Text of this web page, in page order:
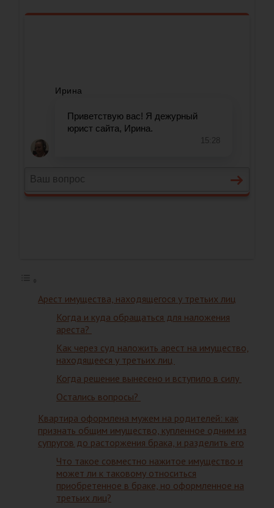
Арест имущества, находящегося у третьих лиц
Когда и куда обращаться для наложения
ареста?
Как через суд наложить арест на имущество,
находящееся у третьих лиц
Когда решение вынесено и вступило в силу
Остались вопросы?
Квартира оформлена мужем на родителей: как
признать общим имущество, купленное одним из
супругов до расторжения брака, и разделить его
Что такое совместно нажитое имущество и
может ли к таковому относиться
приобретенное в браке, но оформленное на
третьих лиц?